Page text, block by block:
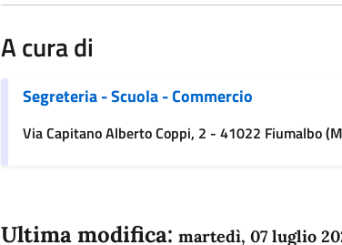
A cura di
Segreteria - Scuola - Commercio
Via Capitano Alberto Coppi, 2 - 41022 Fiumalbo
Ultima modifica: martedì, 07 luglio